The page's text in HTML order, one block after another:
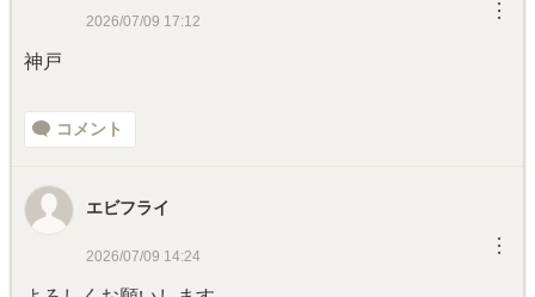
2026/07/09 17:12 ︙
神戸
コメント
エビフライ
2026/07/09 14:24 ︙